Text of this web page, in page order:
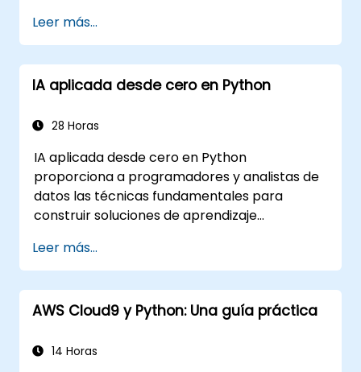
Leer más...
IA aplicada desde cero en Python
28 Horas
IA aplicada desde cero en Python
proporciona a programadores y analistas de
datos las técnicas fundamentales para
construir soluciones de aprendizaje
Cubre los principios básicos del aprendizaje
supervisado (clasificación y regresión), el
aprendizaje no supervisado (agrupamiento y
detección de anomalías) y las arquitecturas
métodos probados para trabajar con scikit-
Leer más...
AWS Cloud9 y Python: Una guía práctica
14 Horas